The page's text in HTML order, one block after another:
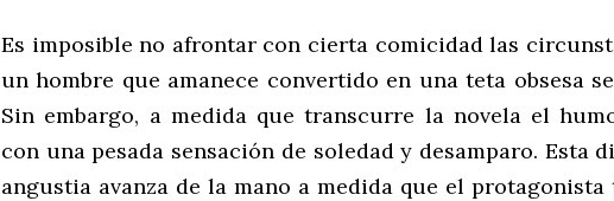
Es imposible no afrontar con cierta comicidad las
un hombre que amanece convertido en una teta obsesa
Sin embargo, a medida que transcurre la novela el
con una pesada sensación de soledad y desamparo. Esta
angustia avanza de la mano a medida que el